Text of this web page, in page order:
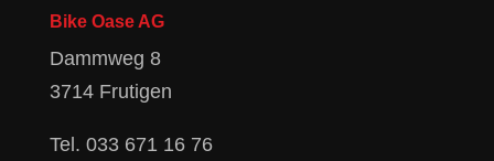
Bike Oase AG
Dammweg 8
3714 Frutigen
Tel. 033 671 16 76